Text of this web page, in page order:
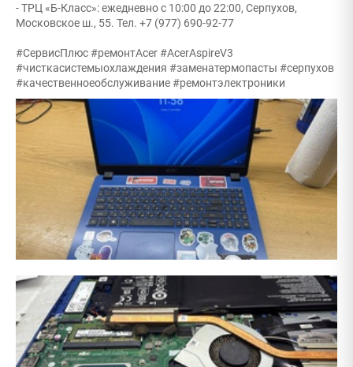
- ТРЦ «Б-Класс»: ежедневно с 10:00 до 22:00, Серпухов,
Московское ш., 55. Тел. +7 (977) 690-92-77
#СервисПлюс #ремонтAcer #AcerAspireV3
#чисткасистемыохлаждения #заменатермопасты #серпухов
#качественноеобслуживание #ремонтэлектроники